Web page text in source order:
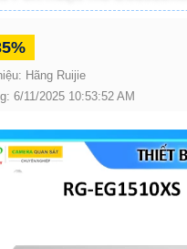
Hãng Ruijie
6/11/2025 10:53:52 AM